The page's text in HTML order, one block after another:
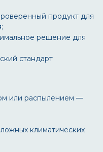
продукт для
решение для
стандарт
или распылением —
климатических